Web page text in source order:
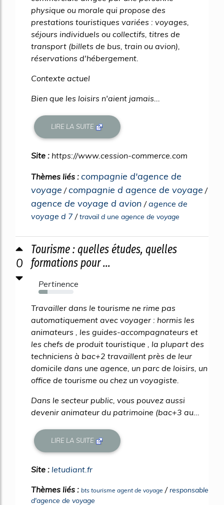
physique ou morale qui propose des
prestations touristiques variées : voyages,
séjours individuels ou collectifs, titres de
transport (billets de bus, train ou avion),
réservations d'hébergement.
Contexte actuel
Bien que les loisirs n'aient jamais...
LIRE LA SUITE
Site : https://www.cession-commerce.com
Thèmes liés : compagnie d'agence de
voyage /compagnie d agence de voyage /
agence de voyage d avion /agence de
voyage d 7 /travail d une agence de voyage
0
Tourisme : quelles études, quelles
formations pour ...
Pertinence
25%
Travailler dans le tourisme ne rime pas
automatiquement avec voyager : hormis les
animateurs , les guides-accompagnateurs et
les chefs de produit touristique , la plupart des
techniciens à bac+2 travaillent près de leur
domicile dans une agence, un parc de loisirs, un
office de tourisme ou chez un voyagiste.
Dans le secteur public, vous pouvez aussi
devenir animateur du patrimoine (bac+3 au...
LIRE LA SUITE
Site : letudiant.fr
Thèmes liés : bts tourisme agent de voyage /responsable
d'agence de voyage